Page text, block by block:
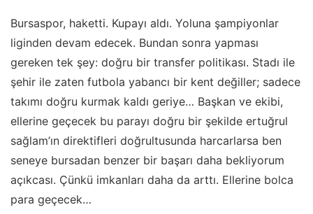
Bursaspor, haketti. Kupayı aldı. Yoluna şampiyonlar
liginden devam edecek. Bundan sonra yapması
gereken tek şey: doğru bir transfer politikası. Stadı ile
şehir ile zaten futbola yabancı bir kent değiller; sadece
takımı doğru kurmak kaldı geriye… Başkan ve ekibi,
ellerine geçecek bu parayı doğru bir şekilde ertuğrul
sağlam’ın direktifleri doğrultusunda harcarlarsa ben
seneye bursadan benzer bir başarı daha bekliyorum
açıkcası. Çünkü imkanları daha da arttı. Ellerine bolca
para geçecek…